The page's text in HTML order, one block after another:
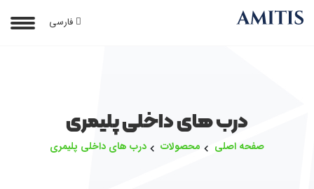
فارسی
درب های داخلی پلیمری
صفحه اصلی محصولات درب های داخلی پلیمری